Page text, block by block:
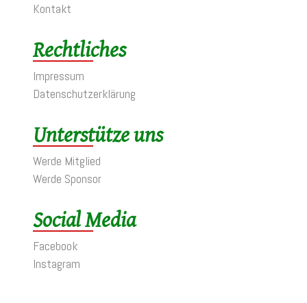
Kontakt
Rechtliches
Impressum
Datenschutzerklärung
Unterstütze uns
Werde Mitglied
Werde Sponsor
Social Media
Facebook
Instagram